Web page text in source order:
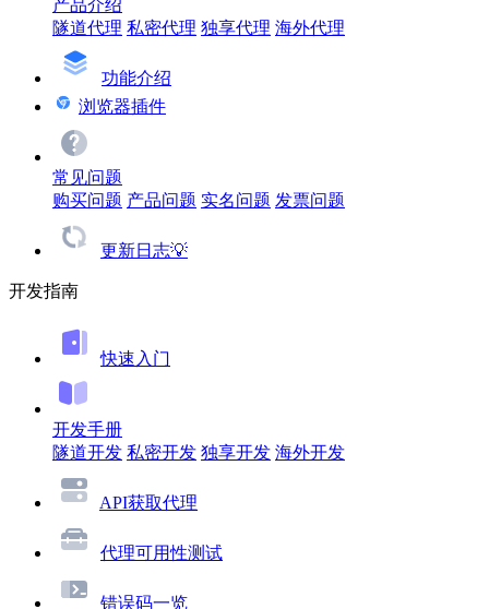
产品介绍
隧道代理 私密代理 独享代理 海外代理
功能介绍
浏览器插件
常见问题
购买问题 产品问题 实名问题 发票问题
更新日志💡
开发指南
快速入门
开发手册
隧道开发 私密开发 独享开发 海外开发
API获取代理
代理可用性测试
错误码一览